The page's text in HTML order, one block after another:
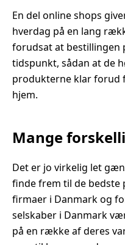
En del online shops
hverdag på en lang
forudsat at bestillingen
tidspunkt, sådan at de
produkterne klar forud
hjem.
Mange
Det er jo virkelig let
finde frem til de
firmaer i Danmark og
selskaber i Danmark
på en række af deres